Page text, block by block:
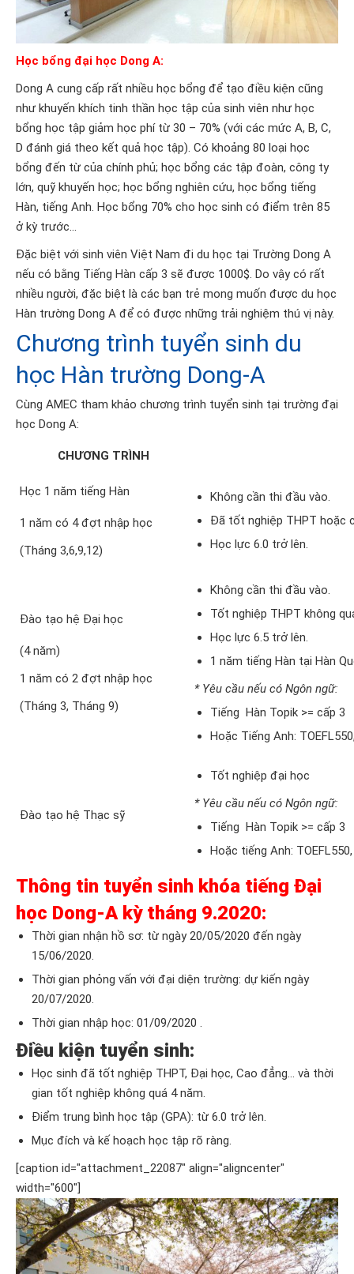
Học bổng đại học Dong A:
Dong A cung cấp rất nhiều học bổng để tạo điều kiện cũng
như khuyến khích tinh thần học tập của sinh viên như học
bổng học tập giảm học phí từ 30 – 70% (với các mức A, B, C,
D đánh giá theo kết quả học tập). Có khoảng 80 loại học
bổng đến từ của chính phủ; học bổng các tập đoàn, công ty
lớn, quỹ khuyến học; học bổng nghiên cứu, học bổng tiếng
Hàn, tiếng Anh. Học bổng 70% cho học sinh có điểm trên 85
ở kỳ trước…
Đặc biệt với sinh viên Việt Nam đi du học tại Trường Dong A
nếu có bằng Tiếng Hàn cấp 3 sẽ được 1000$. Do vậy có rất
nhiều người, đặc biệt là các bạn trẻ mong muốn được du học
Hàn trường Dong A để có được những trải nghiệm thú vị này.
Chương trình tuyển sinh du
học Hàn trường Dong-A
Cùng AMEC tham khảo chương trình tuyển sinh tại trường đại
học Dong A:
CHƯƠNG TRÌNH
Học 1 năm tiếng Hàn
1 năm có 4 đợt nhập học
(Tháng 3,6,9,12)
Không cần thi đầu vào.
Đã tốt nghiệp THPT hoặc
Học lực 6.0 trở lên.
Đào tạo hệ Đại học
(4 năm)
1 năm có 2 đợt nhập học
(Tháng 3, Tháng 9)
Không cần thi đầu vào.
Tốt nghiệp THPT không
Học lực 6.5 trở lên.
1 năm tiếng Hàn tại Hàn
* Yêu cầu nếu có Ngôn ngữ:
Tiếng Hàn Topik >= cấp 3
Hoặc Tiếng Anh:
Đào tạo hệ Thạc sỹ
Tốt nghiệp đại học
* Yêu cầu nếu có Ngôn ngữ:
Tiếng Hàn Topik >= cấp 3
Hoặc tiếng Anh:
Thông tin tuyển sinh khóa tiếng Đại
học Dong-A kỳ tháng 9.2020:
Thời gian nhận hồ sơ: từ ngày 20/05/2020 đến ngày
15/06/2020.
Thời gian phỏng vấn với đại diện trường: dự kiến ngày
20/07/2020.
Thời gian nhập học: 01/09/2020 .
Điều kiện tuyển sinh:
Học sinh đã tốt nghiệp THPT, Đại học, Cao đẳng… và thời
gian tốt nghiệp không quá 4 năm.
Điểm trung bình học tập (GPA): từ 6.0 trở lên.
Mục đích và kế hoạch học tập rõ ràng.
[caption id="attachment_22087" align="aligncenter"
width="600"]